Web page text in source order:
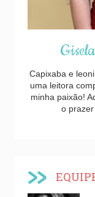
Capixaba e
uma leitora
minha paixão!
o